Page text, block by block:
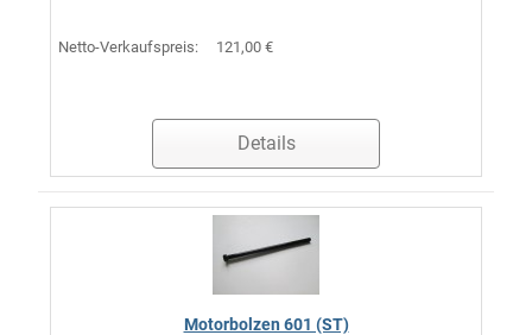
Netto-Verkaufspreis: 121,00 €
Details
Motorbolzen 601 (ST)